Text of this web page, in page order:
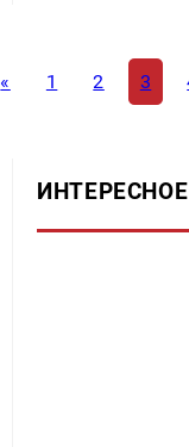
« 1 2 3
ИНТЕРЕСНОЕ